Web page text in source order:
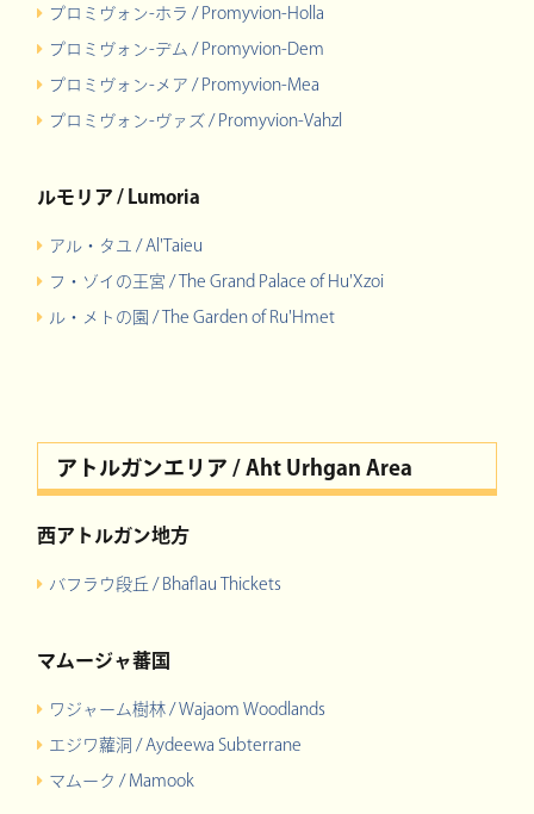
プロミヴォン-ホラ / Promyvion-Holla
プロミヴォン-デム / Promyvion-Dem
プロミヴォン-メア / Promyvion-Mea
プロミヴォン-ヴァズ / Promyvion-Vahzl
ルモリア / Lumoria
アル・タユ / Al'Taieu
フ・ゾイの王宮 / The Grand Palace of Hu'Xzoi
ル・メトの園 / The Garden of Ru'Hmet
アトルガンエリア / Aht Urhgan Area
西アトルガン地方
バフラウ段丘 / Bhaflau Thickets
マムージャ蕃国
ワジャーム樹林 / Wajaom Woodlands
エジワ蘿洞 / Aydeewa Subterrane
マムーク / Mamook